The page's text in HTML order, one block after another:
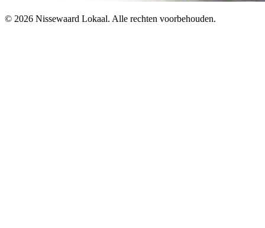
© 2026 Nissewaard Lokaal. Alle rechten voorbehouden.